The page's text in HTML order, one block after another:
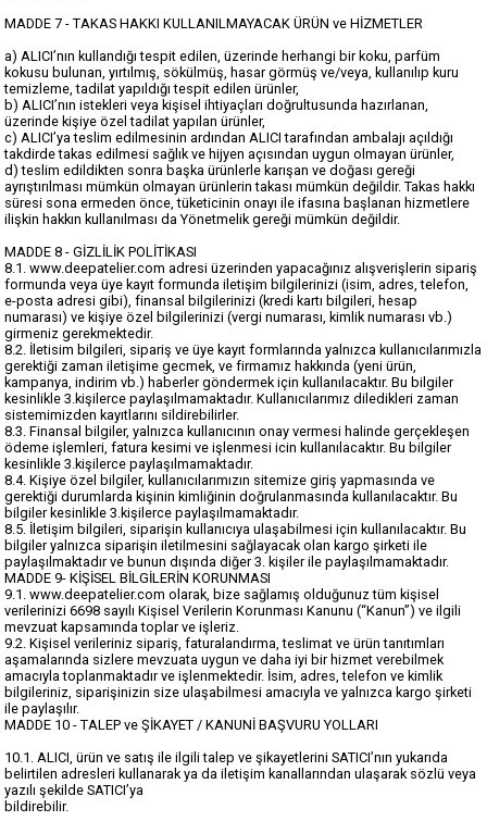
MADDE 7 - TAKAS HAKKI KULLANILMAYACAK ÜRÜN ve HİZMETLER
a) ALICI’nın kullandığı tespit edilen, üzerinde herhangi bir koku, parfüm
kokusu bulunan, yırtılmış, sökülmüş, hasar görmüş ve/veya, kullanılıp kuru
temizleme, tadilat yapıldığı tespit edilen ürünler,
b) ALICI’nın istekleri veya kişisel ihtiyaçları doğrultusunda hazırlanan,
üzerinde kişiye özel tadilat yapılan ürünler,
c) ALICI’ya teslim edilmesinin ardından ALICI tarafından ambalajı açıldığı
takdirde takas edilmesi sağlık ve hijyen açısından uygun olmayan ürünler,
d) teslim edildikten sonra başka ürünlerle karışan ve doğası gereği
ayrıştırılması mümkün olmayan ürünlerin takası mümkün değildir. Takas hakkı
süresi sona ermeden önce, tüketicinin onayı ile ifasına başlanan hizmetlere
ilişkin hakkın kullanılması da Yönetmelik gereği mümkün değildir.
MADDE 8 - GİZLİLİK POLİTİKASI
8.1. www.deepatelier.com adresi üzerinden yapacağınız alışverişlerin sipariş
formunda veya üye kayıt formunda iletişim bilgilerinizi (isim, adres, telefon,
e-posta adresi gibi), finansal bilgilerinizi (kredi kartı bilgileri, hesap
numarası) ve kişiye özel bilgilerinizi (vergi numarası, kimlik numarası vb.)
girmeniz gerekmektedir.
8.2. İletisim bilgileri, sipariş ve üye kayıt formlarında yalnızca kullanıcılarımızla
gerektiği zaman iletişime gecmek, ve firmamız hakkında (yeni ürün,
kampanya, indirim vb.) haberler göndermek için kullanılacaktır. Bu bilgiler
kesinlikle 3.kişilerce paylaşılmamaktadır. Kullanıcılarımız diledikleri zaman
sistemimizden kayıtlarını sildirebilirler.
8.3. Finansal bilgiler, yalnızca kullanıcının onay vermesi halinde gerçekleşen
ödeme işlemleri, fatura kesimi ve işlenmesi icin kullanılacaktır. Bu bilgiler
kesinlikle 3.kişilerce paylaşılmamaktadır.
8.4. Kişiye özel bilgiler, kullanıcılarımızın sitemize giriş yapmasında ve
gerektiği durumlarda kişinin kimliğinin doğrulanmasında kullanılacaktır. Bu
bilgiler kesinlikle 3.kişilerce paylaşılmamaktadır.
8.5. İletişim bilgileri, siparişin kullanıcıya ulaşabilmesi için kullanılacaktır. Bu
bilgiler yalnızca siparişin iletilmesini sağlayacak olan kargo şirketi ile
paylaşılmaktadır ve bunun dışında diğer 3. kişiler ile paylaşılmamaktadır.
MADDE 9- KİŞİSEL BİLGİLERİN KORUNMASI
9.1. www.deepatelier.com olarak, bize sağlamış olduğunuz tüm kişisel
verilerinizi 6698 sayılı Kişisel Verilerin Korunması Kanunu (“Kanun”) ve ilgili
mevzuat kapsamında toplar ve işleriz.
9.2. Kişisel verileriniz sipariş, faturalandırma, teslimat ve ürün tanıtımları
aşamalarında sizlere mevzuata uygun ve daha iyi bir hizmet verebilmek
amacıyla toplanmaktadır ve işlenmektedir. İsim, adres, telefon ve kimlik
bilgileriniz, siparişinizin size ulaşabilmesi amacıyla ve yalnızca kargo şirketi
ile paylaşılır.
MADDE 10 - TALEP ve ŞİKAYET / KANUNİ BAŞVURU YOLLARI
10.1. ALICI, ürün ve satış ile ilgili talep ve şikayetlerini SATICI’nın yukarıda
belirtilen adresleri kullanarak ya da iletişim kanallarından ulaşarak sözlü veya
yazılı şekilde SATICI’ya
bildirebilir.